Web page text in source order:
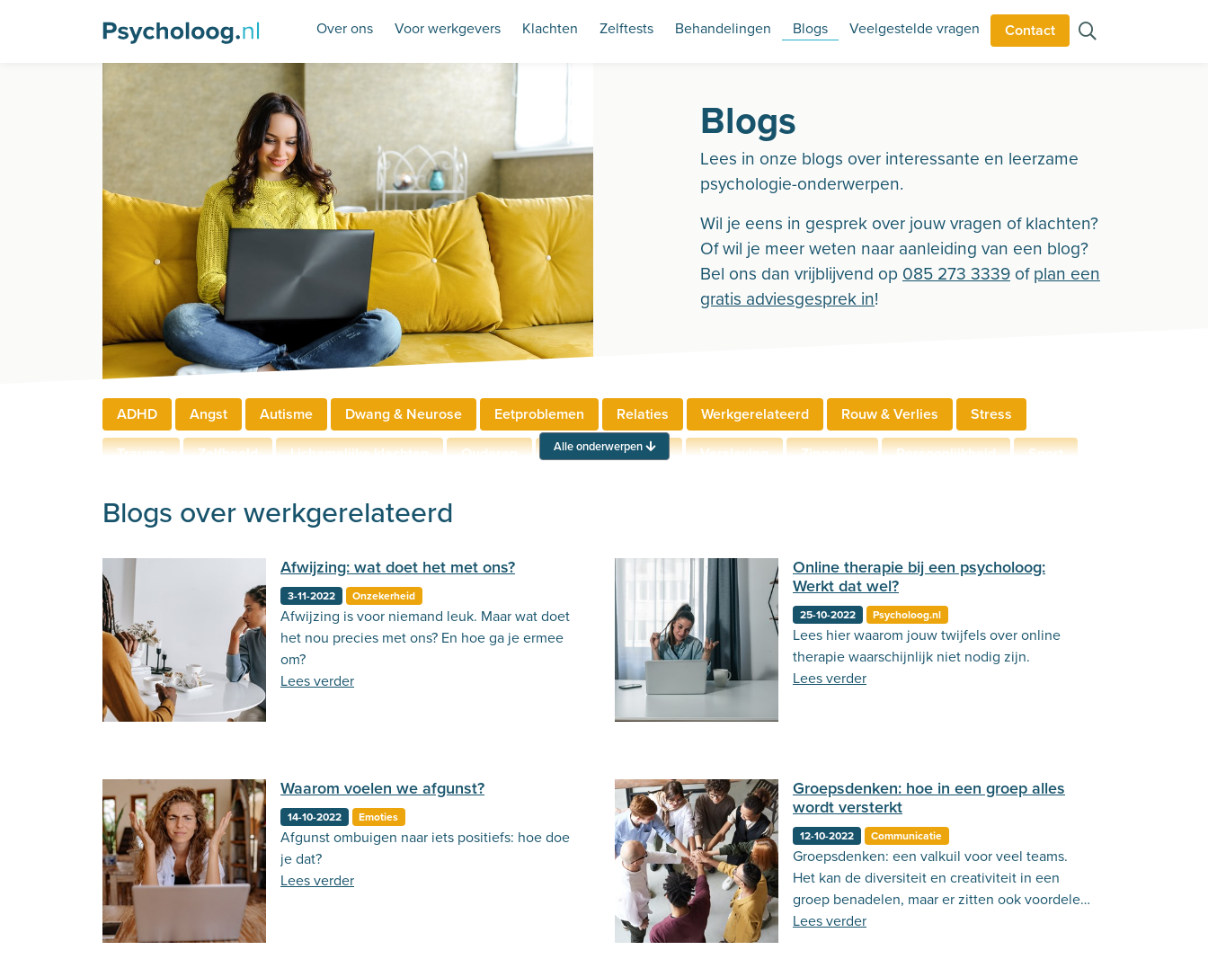
Over ons Voor werkgevers Klachten Zelftests Behandelingen Blogs Veelgestelde vragen Contact
Blogs
Lees in onze blogs over interessante en leerzame
psychologie-onderwerpen.
Wil je eens in gesprek over jouw vragen of klachten?
Of wil je meer weten naar aanleiding van een blog?
Bel ons dan vrijblijvend op 085 273 3339 ofplan een
gratis adviesgesprek in!
ADHD Angst Autisme Dwang & Neurose Eetproblemen Relaties Werkgerelateerd Rouw & Verlies
Stress
Trauma
Zelfbeeld Lichamelijke klachten Ouderen Neuropsychologie Verslaving Zingeving Persoonlijkheid
Sport
Alle onderwerpen
Blogs over werkgerelateerd
Afwijzing: wat doet het met ons?
3-11-2022 Onzekerheid
Afwijzing is voor niemand leuk. Maar wat doet
het nou precies met ons? En hoe ga je ermee
om?
Lees verder
Online therapie bij een psycholoog:
Werkt dat wel?
25-10-2022 Psycholoog.nl
Lees hier waarom jouw twijfels over online
therapie waarschijnlijk niet nodig zijn.
Lees verder
Waarom voelen we afgunst?
14-10-2022 Emoties
Afgunst ombuigen naar iets positiefs: hoe doe
je dat?
Lees verder
Groepsdenken: hoe in een groep alles
wordt versterkt
12-10-2022 Communicatie
Groepsdenken: een valkuil voor veel teams.
Het kan de diversiteit en creativiteit in een
groep benadelen, maar er zitten ook voordelen
aan groepsdenken!
Lees verder